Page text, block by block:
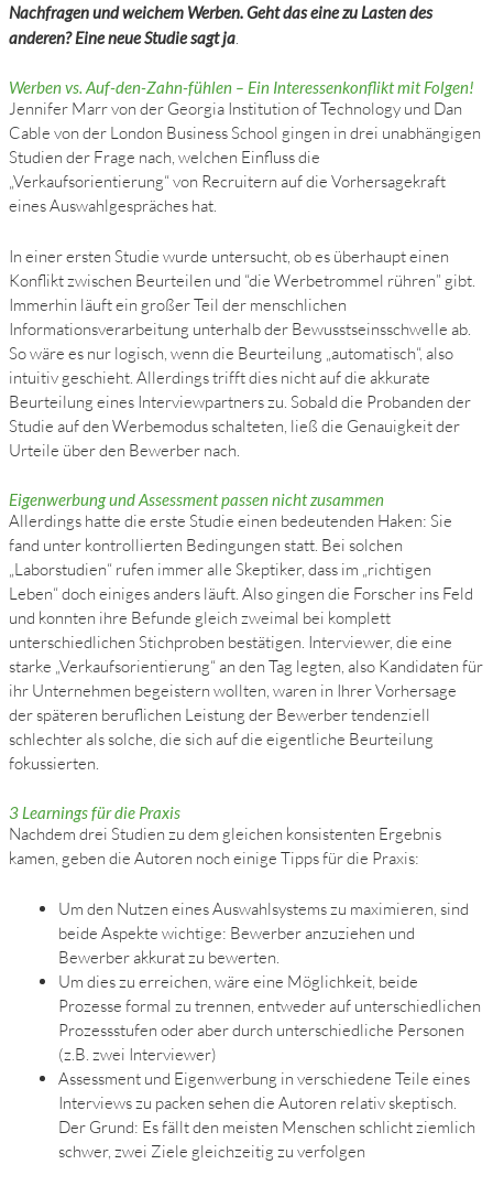
Nachfragen und weichem Werben. Geht das eine zu Lasten des
anderen? Eine neue Studie sagt ja
Werben vs. Auf-den-Zahn-fühlen – Ein Interessenkonflikt mit Folgen!
Jennifer Marr von der Georgia Institution of Technology und Dan
Cable von der London Business School gingen in drei unabhängigen
Studien der Frage nach, welchen Einfluss die
„Verkaufsorientierung“ von Recruitern auf die Vorhersagekraft
eines Auswahlgespräches hat.
In einer ersten Studie wurde untersucht, ob es überhaupt einen
Konflikt zwischen Beurteilen und “die Werbetrommel rühren” gibt.
Immerhin läuft ein großer Teil der menschlichen
Informationsverarbeitung unterhalb der Bewusstseinsschwelle ab.
So wäre es nur logisch, wenn die Beurteilung „automatisch“, also
intuitiv geschieht. Allerdings trifft dies nicht auf die akkurate
Beurteilung eines Interviewpartners zu. Sobald die Probanden der
Studie auf den Werbemodus schalteten, ließ die Genauigkeit der
Urteile über den Bewerber nach.
Eigenwerbung und Assessment passen nicht zusammen
Allerdings hatte die erste Studie einen bedeutenden Haken: Sie
fand unter kontrollierten Bedingungen statt. Bei solchen
„Laborstudien“ rufen immer alle Skeptiker, dass im „richtigen
Leben“ doch einiges anders läuft. Also gingen die Forscher ins Feld
und konnten ihre Befunde gleich zweimal bei komplett
unterschiedlichen Stichproben bestätigen. Interviewer, die eine
starke „Verkaufsorientierung“ an den Tag legten, also Kandidaten für
ihr Unternehmen begeistern wollten, waren in Ihrer Vorhersage
der späteren beruflichen Leistung der Bewerber tendenziell
schlechter als solche, die sich auf die eigentliche Beurteilung
fokussierten.
3 Learnings für die Praxis
Nachdem drei Studien zu dem gleichen konsistenten Ergebnis
kamen, geben die Autoren noch einige Tipps für die Praxis:
Um den Nutzen eines Auswahlsystems zu maximieren, sind
beide Aspekte wichtige: Bewerber anzuziehen und
Bewerber akkurat zu bewerten.
Um dies zu erreichen, wäre eine Möglichkeit, beide
Prozesse formal zu trennen, entweder auf unterschiedlichen
Prozessstufen oder aber durch unterschiedliche Personen
(z.B. zwei Interviewer)
Assessment und Eigenwerbung in verschiedene Teile eines
Interviews zu packen sehen die Autoren relativ skeptisch.
Der Grund: Es fällt den meisten Menschen schlicht ziemlich
schwer, zwei Ziele gleichzeitig zu verfolgen